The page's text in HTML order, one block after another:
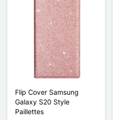
Flip Cover Samsung
Galaxy S20 Style
Paillettes